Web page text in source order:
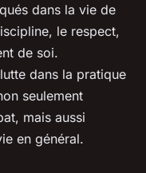
dans la vie de
le respect,
de soi.
dans la pratique
seulement
mais aussi
en général.